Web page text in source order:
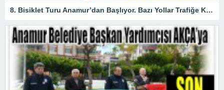
8. Bisiklet Turu Anamur’dan Başlıyor. Bazı Yollar Trafiğe Kapatılacak